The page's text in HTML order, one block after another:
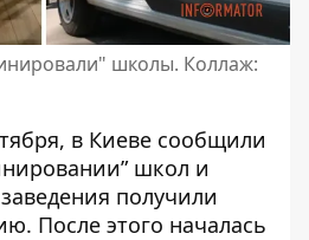
школы. Коллаж:
в Киеве сообщили
школ и
получили
После этого началась